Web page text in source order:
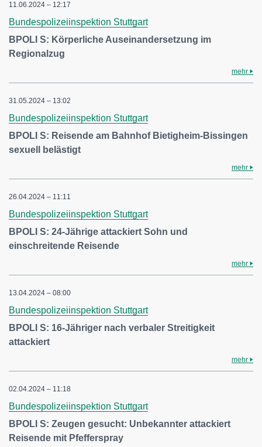
11.06.2024 – 12:17
Bundespolizeiinspektion Stuttgart
BPOLI S: Körperliche Auseinandersetzung im
Regionalzug
mehr
31.05.2024 – 13:02
Bundespolizeiinspektion Stuttgart
BPOLI S: Reisende am Bahnhof Bietigheim-Bissingen
sexuell belästigt
mehr
26.04.2024 – 11:11
Bundespolizeiinspektion Stuttgart
BPOLI S: 24-Jährige attackiert Sohn und
einschreitende Reisende
mehr
13.04.2024 – 08:00
Bundespolizeiinspektion Stuttgart
BPOLI S: 16-Jähriger nach verbaler Streitigkeit
attackiert
mehr
02.04.2024 – 11:18
Bundespolizeiinspektion Stuttgart
BPOLI S: Zeugen gesucht: Unbekannter attackiert
Reisende mit Pfefferspray